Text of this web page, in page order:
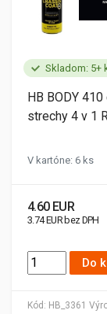
Skladom: 5+
Kód: HB_3361
HB BODY
strechy 4 v 1
V kartóne: 6 ks
4.60 EUR
3.74 EUR bez DPH
Do